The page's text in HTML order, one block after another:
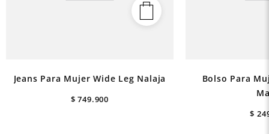
Jeans Para Mujer Wide Leg Nalaja
$ 749.900
Bolso Para
$